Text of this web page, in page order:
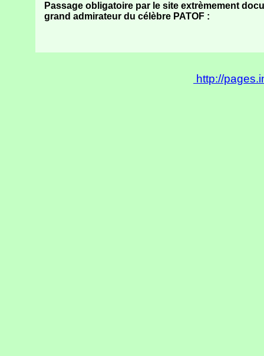
Passage obligatoire par le site extrèmement
grand admirateur du célèbre PATOF :
http://